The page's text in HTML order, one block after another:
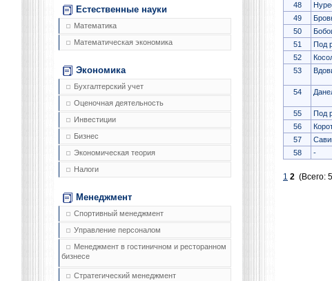
Естественные науки
Математика
Математическая экономика
Экономика
Бухгалтерский учет
Оценочная деятельность
Инвестиции
Бизнес
Экономическая теория
Налоги
Менеджмент
Спортивный менеджмент
Управление персоналом
Менеджмент в гостиничном и ресторанном
бизнесе
Стратегический менеджмент
48
49
50
51
Под
52
53
54
55
Под
56
57
58
-
1 2 (Всего: